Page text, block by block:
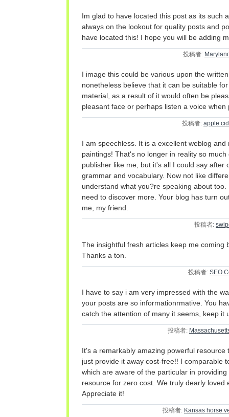
Im glad to have located this post as its such
always on the lookout for quality posts and
have located this! I hope you will be adding
投稿者:
I image this could be various upon the
nonetheless believe that it can be suitable
material, as a result of it would often be
pleasant face or perhaps listen a voice when
投稿者: apple
I am speechless. It is a excellent weblog
paintings! That's no longer in reality so
publisher like me, but it's all I could say after
grammar and vocabulary. Now not like
understand what you?re speaking about
need to discover more. Your blog has turn
me, my friend.
投稿者:
The insightful fresh articles keep me coming
Thanks a ton.
投稿者: SEO
I have to say i am very impressed with the
your posts are so informationrmative. You
catch the attention of many it seems, keep it
投稿者:
It's a remarkably amazing powerful resource
just provide it away cost-free!! I comparable
which are aware of the particular in
resource for zero cost. We truly dearly loved
Appreciate it!
投稿者: Kansas horse